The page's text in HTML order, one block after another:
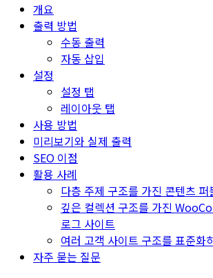
개요
출력 방법
수동 출력
자동 삽입
설정
설정 탭
레이아웃 탭
사용 방법
미리보기와 실제 출력
SEO 이점
활용 사례
다층 주제 구조를 가진 콘텐츠 퍼
깊은 컬렉션 구조를 가진
로그 사이트
여러 고객 사이트 구조를 표준화
자주 묻는 질문